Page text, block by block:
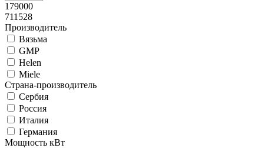
179000
711528
Производитель
Вязьма
GMP
Helen
Miele
Страна-производитель
Сербия
Россия
Италия
Германия
Мощность кВт